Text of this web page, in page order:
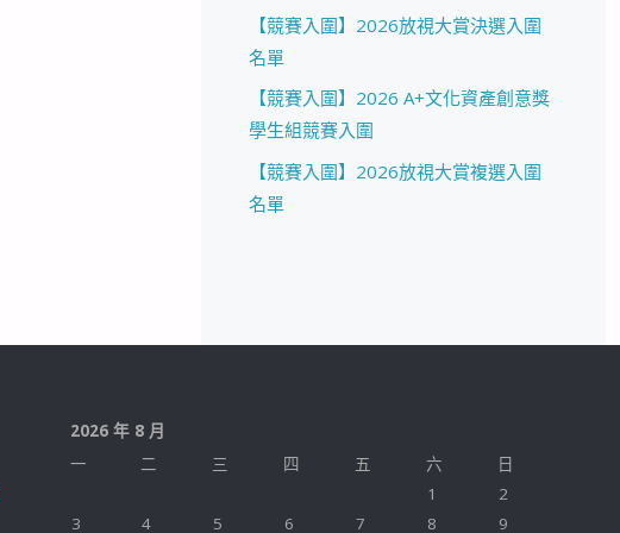
【競賽入圍】2026放視大賞決選入圍
名單
【競賽入圍】2026 A+文化資產創意獎
學生組競賽入圍
【競賽入圍】2026放視大賞複選入圍
名單
2026 年 8 月
一
二 三 四 五 六
日
1
2
3
4 5 6 7 8 9